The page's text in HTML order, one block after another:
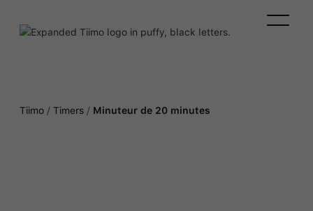
Tiimo / Timers / Minuteur de 20 minutes